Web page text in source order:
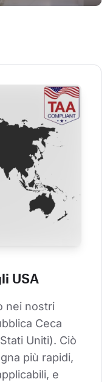
USA
nei nostri
Ceca
Uniti). Ciò
più rapidi,
e